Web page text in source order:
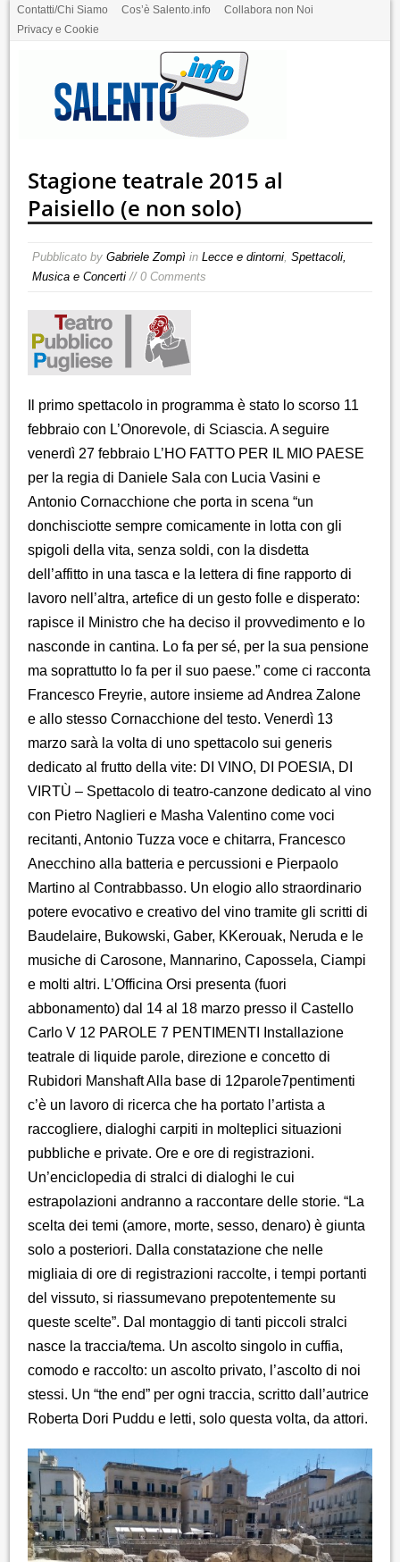
Contatti/Chi Siamo Cos’è Salento.info
Collabora non Noi
Privacy e Cookie
Stagione teatrale 2015 al
Paisiello (e non solo)
Pubblicato byGabriele Zompì inLecce e dintorni,Spettacoli,
Musica e Concerti // 0 Comments
Il primo spettacolo in programma è stato lo scorso 11
febbraio con L’Onorevole, di Sciascia. A seguire
venerdì 27 febbraio L’HO FATTO PER IL MIO PAESE
per la regia di Daniele Sala con Lucia Vasini e
Antonio Cornacchione che porta in scena “un
donchisciotte sempre comicamente in lotta con gli
spigoli della vita, senza soldi, con la disdetta
dell’affitto in una tasca e la lettera di fine rapporto di
lavoro nell’altra, artefice di un gesto folle e disperato:
rapisce il Ministro che ha deciso il provvedimento e lo
nasconde in cantina. Lo fa per sé, per la sua pensione
ma soprattutto lo fa per il suo paese.” come ci racconta
Francesco Freyrie, autore insieme ad Andrea Zalone
e allo stesso Cornacchione del testo. Venerdì 13
marzo sarà la volta di uno spettacolo sui generis
dedicato al frutto della vite: DI VINO, DI POESIA, DI
VIRTÙ – Spettacolo di teatro-canzone dedicato al vino
con Pietro Naglieri e Masha Valentino come voci
recitanti, Antonio Tuzza voce e chitarra, Francesco
Anecchino alla batteria e percussioni e Pierpaolo
Martino al Contrabbasso. Un elogio allo straordinario
potere evocativo e creativo del vino tramite gli scritti di
Baudelaire, Bukowski, Gaber, KKerouak, Neruda e le
musiche di Carosone, Mannarino, Capossela, Ciampi
e molti altri. L’Officina Orsi presenta (fuori
abbonamento) dal 14 al 18 marzo presso il Castello
Carlo V 12 PAROLE 7 PENTIMENTI Installazione
teatrale di liquide parole, direzione e concetto di
Rubidori Manshaft Alla base di 12parole7pentimenti
c’è un lavoro di ricerca che ha portato l’artista a
raccogliere, dialoghi carpiti in molteplici situazioni
pubbliche e private. Ore e ore di registrazioni.
Un’enciclopedia di stralci di dialoghi le cui
estrapolazioni andranno a raccontare delle storie. “La
scelta dei temi (amore, morte, sesso, denaro) è giunta
solo a posteriori. Dalla constatazione che nelle
migliaia di ore di registrazioni raccolte, i tempi portanti
del vissuto, si riassumevano prepotentemente su
queste scelte”. Dal montaggio di tanti piccoli stralci
nasce la traccia/tema. Un ascolto singolo in cuffia,
comodo e raccolto: un ascolto privato, l’ascolto di noi
stessi. Un “the end” per ogni traccia, scritto dall’autrice
Roberta Dori Puddu e letti, solo questa volta, da attori.